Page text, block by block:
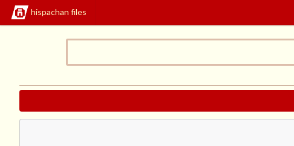
hispachan files